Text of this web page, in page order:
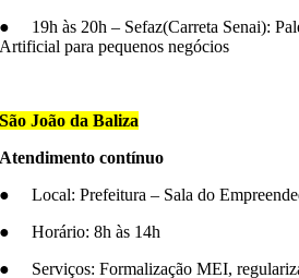
● 19h às 20h – Sefaz(Carreta Senai):
Artificial para pequenos negócios
São João da Baliza
Atendimento contínuo
● Local: Prefeitura – Sala do
● Horário: 8h às 14h
● Serviços: Formalização MEI,